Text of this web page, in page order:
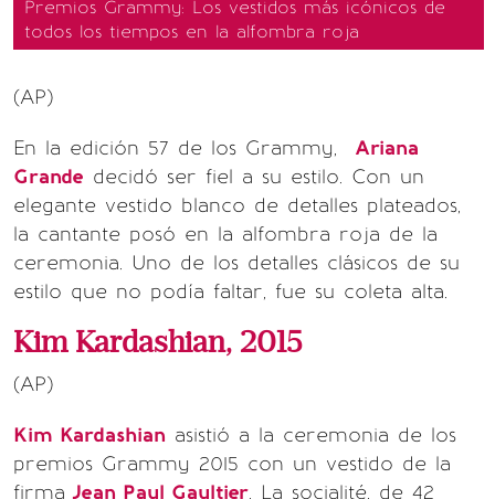
Premios Grammy: Los vestidos más icónicos de
todos los tiempos en la alfombra roja
(AP)
En la edición 57 de los Grammy, Ariana
Grande decidó ser fiel a su estilo. Con un
elegante vestido blanco de detalles plateados,
la cantante posó en la alfombra roja de la
ceremonia. Uno de los detalles clásicos de su
estilo que no podía faltar, fue su coleta alta.
Kim Kardashian, 2015
(AP)
Kim Kardashian asistió a la ceremonia de los
premios Grammy 2015 con un vestido de la
firma Jean Paul Gaultier. La socialité, de 42